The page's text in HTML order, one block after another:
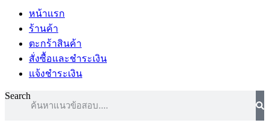
หน้าแรก
ร้านค้า
ตะกร้าสินค้า
สั่งซื้อและชำระเงิน
แจ้งชำระเงิน
Search